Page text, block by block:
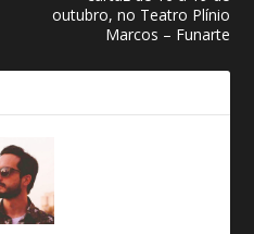
outubro, no Teatro Plínio
Marcos – Funarte